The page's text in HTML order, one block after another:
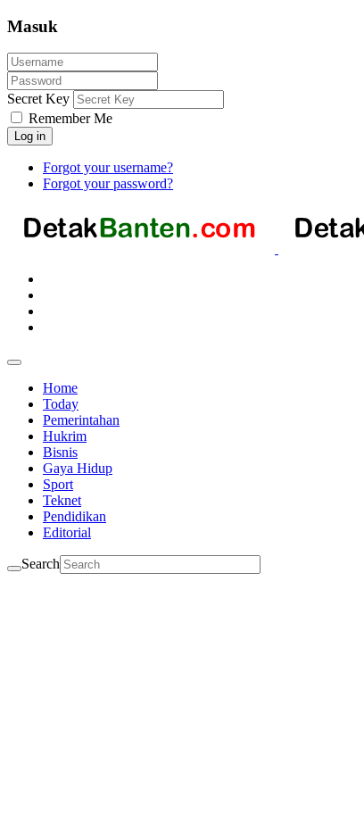
Masuk
Secret Key
Remember Me
Log in
Forgot your username?
Forgot your password?
Home
Today
Pemerintahan
Hukrim
Bisnis
Gaya Hidup
Sport
Teknet
Pendidikan
Editorial
Search